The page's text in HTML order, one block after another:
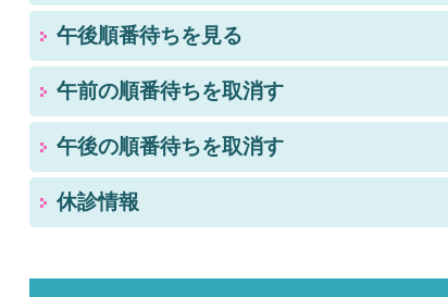
午後順番待ちを見る
午前の順番待ちを取消す
午後の順番待ちを取消す
休診情報